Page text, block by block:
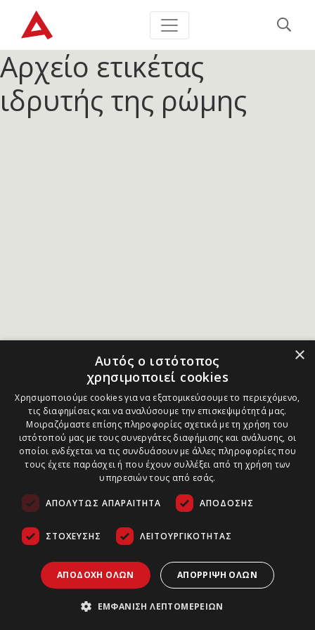
Αρχείο ετικέτας
ιδρυτής της ρώμης
×
Αυτός ο ιστότοπος
χρησιμοποιεί cookies
Χρησιμοποιούμε cookies για να εξατομικεύσουμε το περιεχόμενο,
τις διαφημίσεις και να αναλύσουμε την επισκεψιμότητά μας.
Μοιραζόμαστε επίσης πληροφορίες σχετικά με τη χρήση του
ιστότοπού μας με τους συνεργάτες διαφήμισης και ανάλυσης, οι
οποίοι ενδέχεται να τις συνδυάσουν με άλλες πληροφορίες που
τους έχετε παράσχει ή που έχουν συλλέξει από τη χρήση των
υπηρεσιών τους από εσάς.
ΑΠΟΛΎΤΩΣ ΑΠΑΡΑΊΤΗΤΑ ΑΠΌΔΟΣΗΣ
ΣΤΌΧΕΥΣΗΣ ΛΕΙΤΟΥΡΓΙΚΌΤΗΤΑΣ
ΑΠΟΔΟΧΉ ΌΛΩΝ ΑΠΌΡΡΙΨΗ ΌΛΩΝ
ΕΜΦΆΝΙΣΗ ΛΕΠΤΟΜΕΡΕΙΏΝ